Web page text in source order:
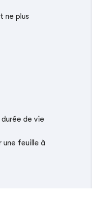
ne plus
de vie
une feuille à